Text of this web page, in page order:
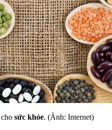
sức khỏe. (Ảnh: Internet)